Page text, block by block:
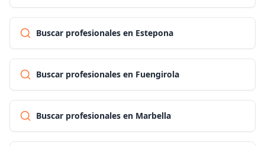
Buscar profesionales en Estepona
Buscar profesionales en Fuengirola
Buscar profesionales en Marbella